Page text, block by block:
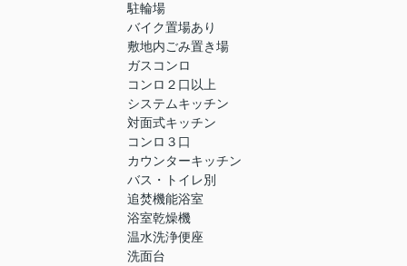
駐輪場
バイク置場あり
敷地内ごみ置き場
ガスコンロ
コンロ２口以上
システムキッチン
対面式キッチン
コンロ３口
カウンターキッチン
バス・トイレ別
追焚機能浴室
浴室乾燥機
温水洗浄便座
洗面台